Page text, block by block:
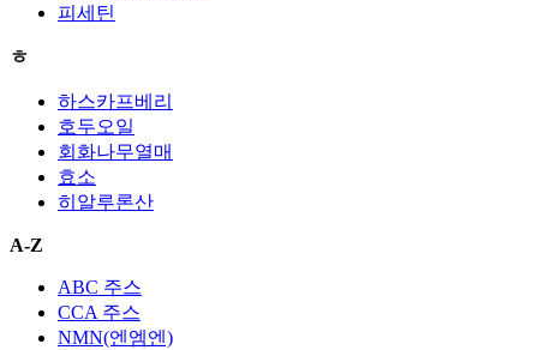
피세틴
ㅎ
하스카프베리
호두오일
회화나무열매
효소
히알루론산
A-Z
ABC 주스
CCA 주스
NMN(엔엠엔)